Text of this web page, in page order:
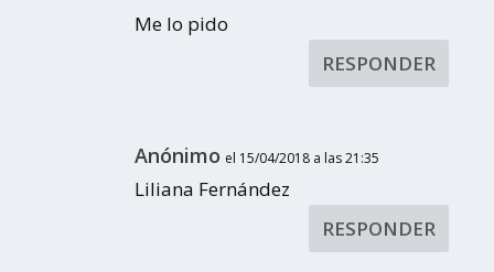
Me lo pido
RESPONDER
Anónimo el 15/04/2018 a las 21:35
Liliana Fernández
RESPONDER